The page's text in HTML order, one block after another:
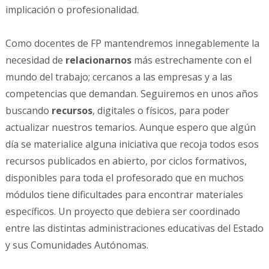
implicación o profesionalidad.
Como docentes de FP mantendremos innegablemente la
necesidad de relacionarnosmás estrechamente con el
mundo del trabajo; cercanos a las empresas y a las
competencias que demandan. Seguiremos en unos años
buscando recursos, digitales o físicos, para poder
actualizar nuestros temarios. Aunque espero que algún
día se materialice alguna iniciativa que recoja todos esos
recursos publicados en abierto, por ciclos formativos,
disponibles para toda el profesorado que en muchos
módulos tiene dificultades para encontrar materiales
específicos. Un proyecto que debiera ser coordinado
entre las distintas administraciones educativas del Estado
y sus Comunidades Autónomas.